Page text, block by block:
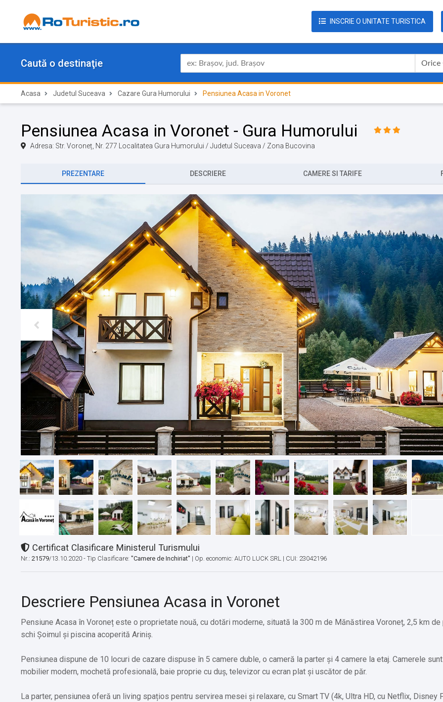
INSCRIE O UNITATE TURISTICA
Caută o destinaţie Orice
Acasa Judetul Suceava Cazare Gura Humorului Pensiunea Acasa in Voronet
Pensiunea Acasa in Voronet - Gura Humorului
Adresa: Str. Voroneț, Nr. 277 Localitatea Gura Humorului / Judetul Suceava / Zona Bucovina
PREZENTARE DESCRIERE CAMERE SI TARIFE
Certificat Clasificare Ministerul Turismului
Nr.: 21579/13.10.2020 - Tip Clasificare: "Camere de Inchiriat" | Op. economic: AUTO LUCK SRL | CUI: 23042196
Descriere Pensiunea Acasa in Voronet
Pensiune Acasa în Voroneț este o proprietate nouă, cu dotări moderne, situată la 300 m de Mănăstirea Voroneț, 2,5 km de
schi Șoimul și piscina acoperită Ariniș.
Pensiunea dispune de 10 locuri de cazare dispuse în 5 camere duble, o cameră la parter și 4 camere la etaj. Camerele
mobilier modern, mochetă profesională, baie proprie cu duș, televizor cu ecran plat și uscător de păr.
La parter, pensiunea oferă un living spațios pentru servirea mesei și relaxare, cu Smart TV (4k, Ultra HD, cu Netflix, Disney